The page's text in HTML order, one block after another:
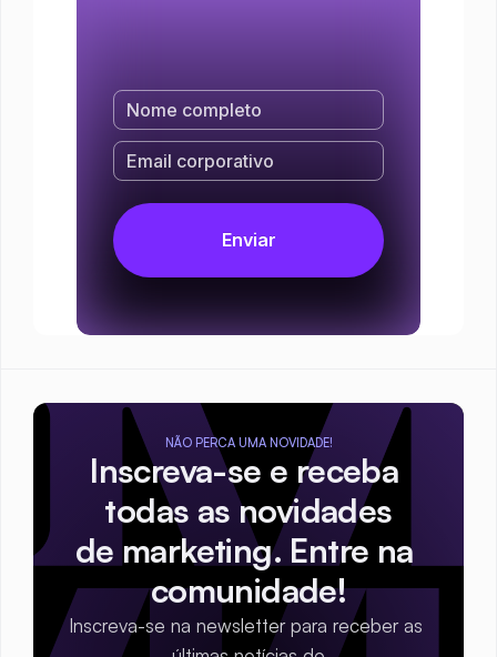
NÃO PERCA UMA NOVIDADE!
Inscreva-se e receba
todas as novidades
de marketing. Entre na
comunidade!
Inscreva-se na newsletter para receber as